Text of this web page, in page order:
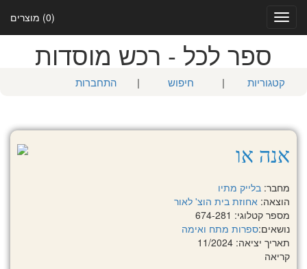
(0) מוצרים
Toggle
navigation
ספר לכל - רכש מוסדות
קטגוריות | חיפוש | התחברות
אנה או
מחבר: בלייק מתיו
הוצאה: אחוזת בית הוצ' לאור
מספר קטלוגי: 674-281
נושאים:ספרות מתח ואימה
תאריך יציאה: 11/2024
קריאה